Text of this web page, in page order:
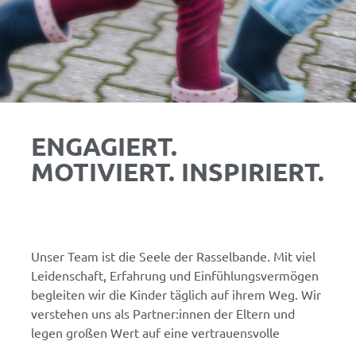
ENGAGIERT.
MOTIVIERT. INSPIRIERT.
Unser Team ist die Seele der Rasselbande. Mit viel
Leidenschaft, Erfahrung und Einfühlungsvermögen
begleiten wir die Kinder täglich auf ihrem Weg. Wir
verstehen uns als Partner:innen der Eltern und
legen großen Wert auf eine vertrauensvolle